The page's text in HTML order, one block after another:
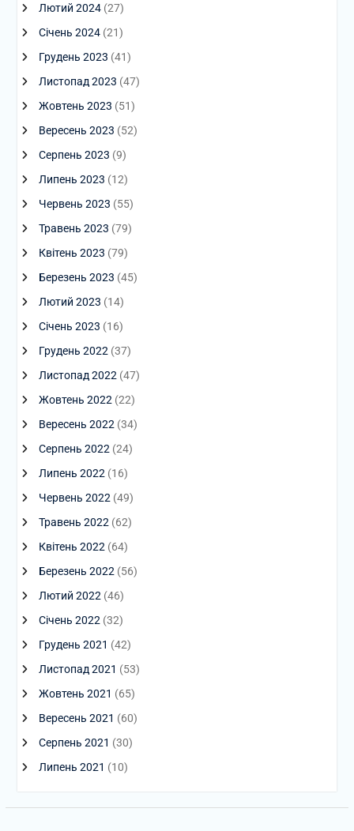
Лютий 2024(27)
Січень 2024(21)
Грудень 2023 (41)
Листопад 2023 (47)
Жовтень 2023 (51)
Вересень 2023 (52)
Серпень 2023 (9)
Липень 2023 (12)
Червень 2023 (55)
Травень 2023 (79)
Квітень 2023 (79)
Березень 2023 (45)
Лютий 2023 (14)
Січень 2023 (16)
Грудень 2022 (37)
Листопад 2022 (47)
Жовтень 2022 (22)
Вересень 2022 (34)
Серпень 2022 (24)
Липень 2022 (16)
Червень 2022 (49)
Травень 2022 (62)
Квітень 2022 (64)
Березень 2022 (56)
Лютий 2022 (46)
Січень 2022 (32)
Грудень 2021 (42)
Листопад 2021 (53)
Жовтень 2021 (65)
Вересень 2021 (60)
Серпень 2021 (30)
Липень 2021 (10)